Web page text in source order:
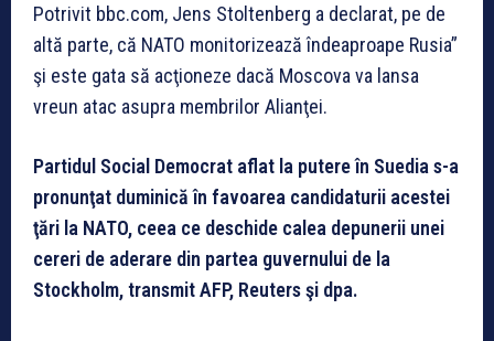
Potrivit bbc.com, Jens Stoltenberg a declarat, pe de
altă parte, că NATO monitorizează îndeaproape Rusia”
şi este gata să acţioneze dacă Moscova va lansa
vreun atac asupra membrilor Alianţei.
Partidul Social Democrat aflat la putere în Suedia s-a
pronunţat duminică în favoarea candidaturii acestei
ţări la NATO, ceea ce deschide calea depunerii unei
cereri de aderare din partea guvernului de la
Stockholm, transmit AFP, Reuters şi dpa.